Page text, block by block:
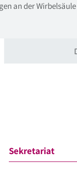
an der Wirbelsäule
Sekretariat